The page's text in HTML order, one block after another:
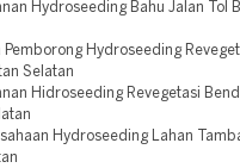
Hydroseeding Bahu Jalan Tol
Hydroseeding
Selatan
Hidroseeding Revegetasi
Hydroseeding Lahan